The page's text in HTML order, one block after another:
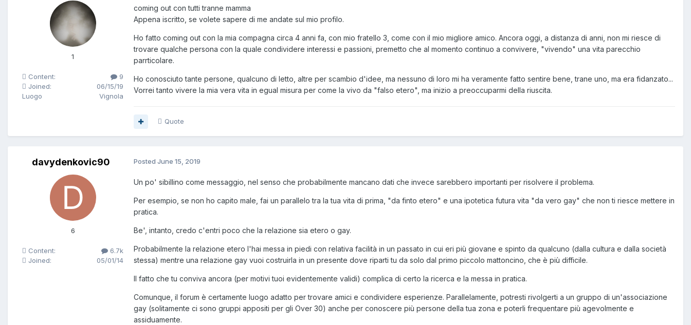
1
Content:
9
Joined:
06/15/19
Luogo
Vignola
coming out con tutti tranne mamma
Appena iscritto, se volete sapere di me andate sul mio profilo.
Ho fatto coming out con la mia compagna circa 4 anni fa, con mio fratello 3, come con il mio migliore amico. Ancora oggi, a distanza di anni, non mi riesce di
trovare qualche persona con la quale condividere interessi e passioni, premetto che al momento continuo a convivere, "vivendo" una vita parecchio
parrticolare.
Ho conosciuto tante persone, qualcuno di letto, altre per scambio d'idee, ma nessuno di loro mi ha veramente fatto sentire bene, trane uno, ma era fidanzato...
Vorrei tanto vivere la mia vera vita in egual misura per come la vivo da "falso etero", ma inizio a preoccuparmi della riuscita.
Quote
davydenkovic90
6
Content:
6.7k
Joined:
05/01/14
Posted June 15, 2019
Un po' sibillino come messaggio, nel senso che probabilmente mancano dati che invece sarebbero importanti per risolvere il problema.
Per esempio, se non ho capito male, fai un parallelo tra la tua vita di prima, "da finto etero" e una ipotetica futura vita "da vero gay" che non ti riesce mettere in
pratica.
Be', intanto, credo c'entri poco che la relazione sia etero o gay.
Probabilmente la relazione etero l'hai messa in piedi con relativa facilità in un passato in cui eri più giovane e spinto da qualcuno (dalla cultura e dalla società
stessa) mentre una relazione gay vuoi costruirla in un presente dove riparti tu da solo dal primo piccolo mattoncino, che è più difficile.
Il fatto che tu conviva ancora (per motivi tuoi evidentemente validi) complica di certo la ricerca e la messa in pratica.
Comunque, il forum è certamente luogo adatto per trovare amici e condividere esperienze. Parallelamente, potresti rivolgerti a un gruppo di un'associazione
gay (solitamente ci sono gruppi appositi per gli Over 30) anche per conoscere più persone della tua zona e poterli frequentare più agevolmente e
assiduamente.